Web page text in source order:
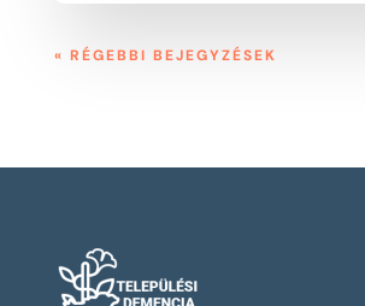
« RÉGEBBI BEJEGYZÉSEK